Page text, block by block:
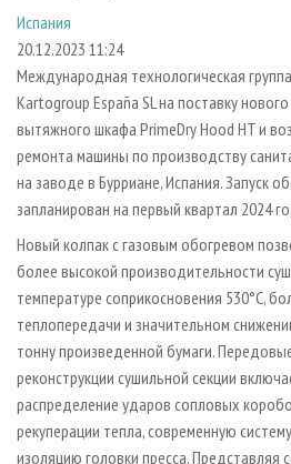
СУШКА ДРЕВЕСИНЫ
ПРОИЗВОДСТВО ДРЕВЕСНЫХ
ДЕРЕВЯННОЕ ДОМОСТРОЕНИЕ
ПРОИЗВОДСТВО МЕБЕЛИ
БИОЭНЕРГЕТИКА
ИНСТРУМЕНТ И МАТЕРИАЛЫ
ПЕРСОНЫ
МОБИЛЬНЫЕ ВЫСТАВКИ
ОФИЦИАЛЬНЫЕ ДЕЛЕГАЦИИ
ПРИОРИТЕТНЫЕ
RUSSIAN FORESTRY REVIEW
ГАЗЕТА ЛЕСПРОМФОРУМ
БИБЛИОТЕКА СПЕЦИАЛИСТА
КОНТАКТЫ
РЕКЛАМОДАТЕЛЯМ
РЕКЛАМА
РЕКЛАМА НА САЙТЕ
Испания
20.12.2023 11:24
Международная технологическая
Kartogroup España SL на поставку
вытяжного шкафа PrimeDry Hood HT и
ремонта машины по производству
на заводе в Бурриане, Испания. Запуск
запланирован на первый квартал 2024
Новый колпак с газовым обогревом
более высокой производительности
температуре соприкосновения 530°C,
теплопередачи и значительном
тонну произведенной бумаги.
реконструкции сушильной секции
распределение ударов сопловых
рекуперации тепла, современную
изоляцию головки пресса. Представляя